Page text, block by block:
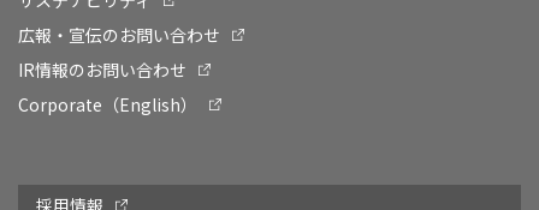
広報・宣伝のお問い合わせ
IR情報のお問い合わせ
Corporate（English）